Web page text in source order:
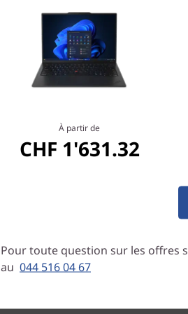
À partir de
CHF 1'631.32
Pour toute question sur les offres
au 044 516 04 67